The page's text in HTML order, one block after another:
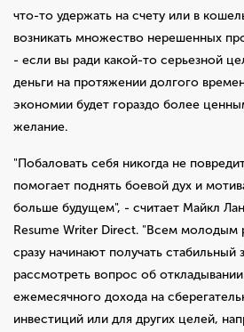
что-то удержать на счету или в
возникать множество нерешенных
- если вы ради какой-то серьезной
деньги на протяжении долгого
экономии будет гораздо более
желание.
"Побаловать себя никогда не
помогает поднять боевой дух и
больше будущем", - считает Майкл
Resume Writer Direct. "Всем молодым
сразу начинают получать
рассмотреть вопрос об
ежемесячного дохода на
инвестиций или для других целей,